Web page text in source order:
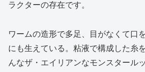
ラクターの存在です。
ワームの造形で多足、目がなくて口
にも生えている。粘液で構成した糸
んなザ・エイリアンなモンスタール